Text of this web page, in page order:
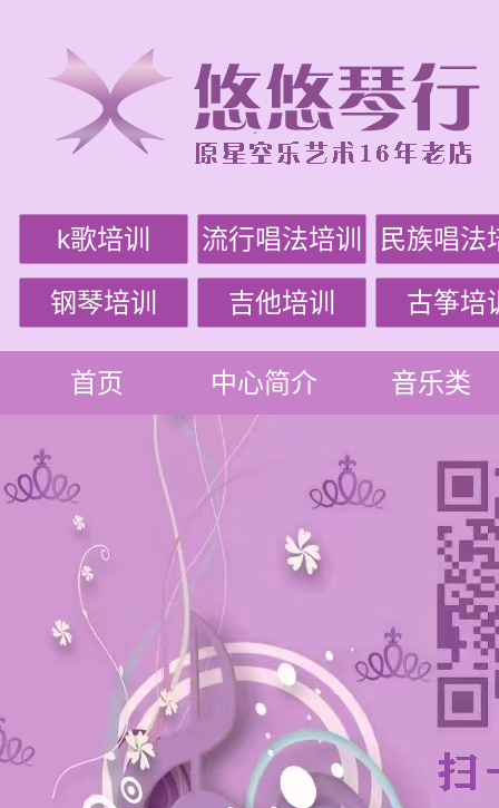
k歌培训 流行唱法培训 民族唱法
钢琴培训 吉他培训 古筝培
首页 中心简介 音乐类